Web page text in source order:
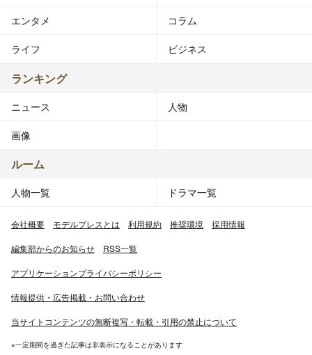
エンタメ コラム
ライフ ビジネス
ランキング
ニュース 人物
画像
ルーム
人物一覧 ドラマ一覧
会社概要 モデルプレスとは 利用規約 推奨環境 採用情報
編集部からのお知らせ RSS一覧
アプリケーションプライバシーポリシー
情報提供・広告掲載・お問い合わせ
当サイトコンテンツの無断複写・転載・引用の禁止について
※一定期間を過ぎた記事は非表示になることがあります